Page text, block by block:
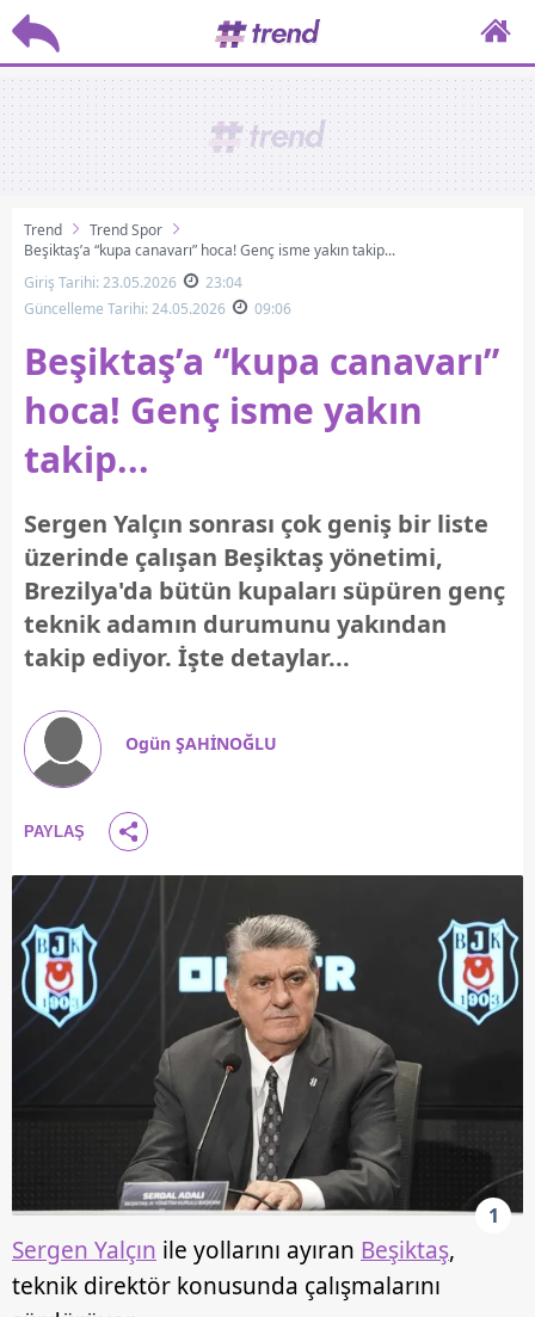
Trend
Trend Spor
Beşiktaş’a “kupa canavarı” hoca! Genç isme yakın takip...
Giriş Tarihi: 23.05.2026
23:04
Güncelleme Tarihi: 24.05.2026
09:06
Beşiktaş’a “kupa canavarı”
hoca! Genç isme yakın
takip...
Sergen Yalçın sonrası çok geniş bir liste
üzerinde çalışan Beşiktaş yönetimi,
Brezilya'da bütün kupaları süpüren genç
teknik adamın durumunu yakından
takip ediyor. İşte detaylar...
Ogün ŞAHİNOĞLU
PAYLAŞ
1
Sergen Yalçın ile yollarını ayıran Beşiktaş,
teknik direktör konusunda çalışmalarını